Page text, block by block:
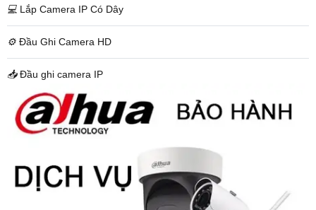
💻 Lắp Camera IP Có Dây
⚙️ Đầu Ghi Camera HD
📥Đầu ghi camera IP